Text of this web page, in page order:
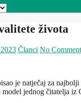
života
Članci No
je natječaj za
jednog čitatelja iz